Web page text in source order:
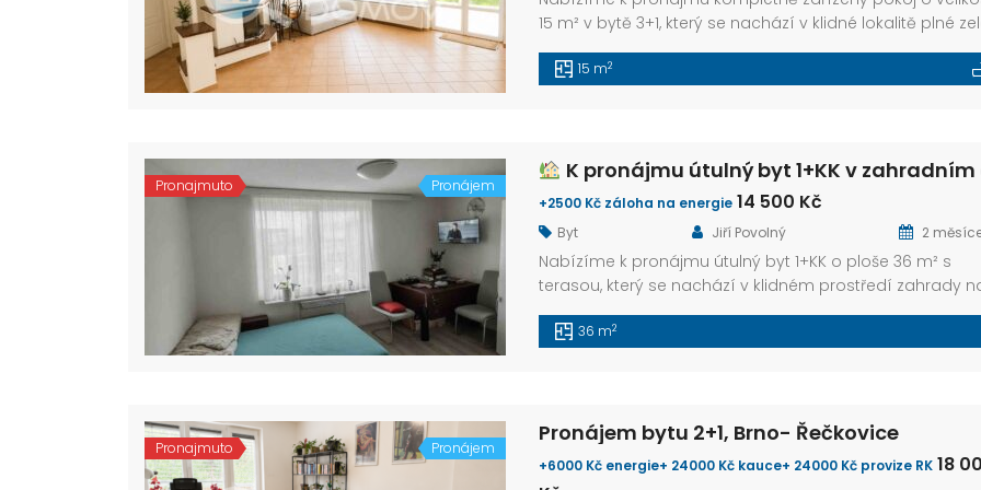
15 m² v bytě 3+1, který se nachází v klidné lokalitě plné
na ulici Žilkova, Brno – Řečkovice. Popis bytu a vybavení:
•Sdílená kuchyně s veškerými spotřebiči •Koupelna s WC,
15 m2
Pronajmuto Pronájem
K pronájmu útulný byt 1+KK v zahradním domku – Brno,
+2500 Kč záloha na energie 14 500 Kč
Byt Jiří Povolný 2
Nabízíme k pronájmu útulný byt 1+KK o ploše 36 m² s
terasou, který se nachází v klidném prostředí zahrady
ulici Černohorská v Brně – Ivanovicích. Byt je po
rekonstrukci – nová okna a podlahy. Dispozice zahrnuje
36 m2
Pronajmuto Pronájem
Pronájem bytu 2+1, Brno- Řečkovice
+6000 Kč energie+ 24000 Kč kauce+ 24000 Kč provize RK 18